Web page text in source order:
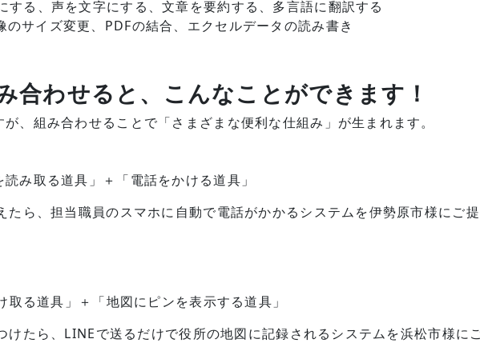
する、声を文字にする、文章を要約する、多言語に翻訳する
のサイズ変更、PDFの結合、エクセルデータの読み書き
合わせると、こんなことができます！
、組み合わせることで「さまざまな便利な仕組み」が生まれます。
読み取る道具」＋「電話をかける道具」
ら、担当職員のスマホに自動で電話がかかるシステムを伊勢原市様にご提
取る道具」＋「地図にピンを表示する道具」
たら、LINEで送るだけで役所の地図に記録されるシステムを浜松市様に